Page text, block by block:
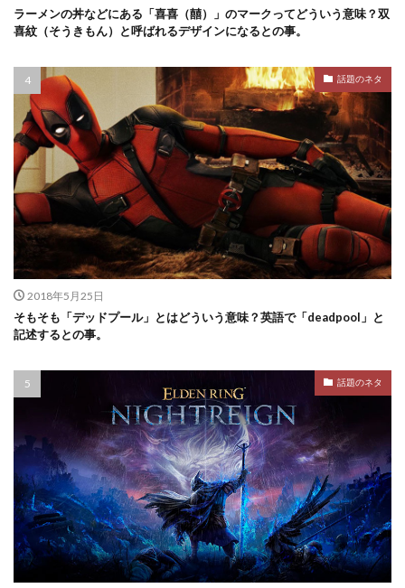
ラーメンの丼などにある「喜喜（囍）」のマークってどういう意味？双
喜紋（そうきもん）と呼ばれるデザインになるとの事。
話題のネタ
2018年5月25日
そもそも「デッドプール」とはどういう意味？英語で「deadpool」と
記述するとの事。
話題のネタ